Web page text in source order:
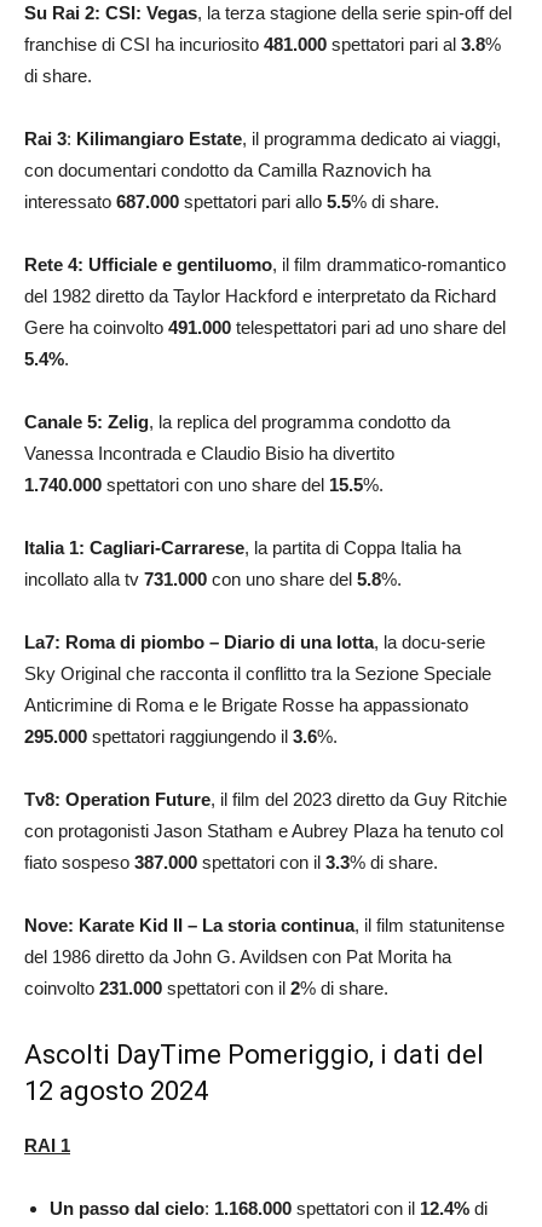
Su Rai 2: CSI: Vegas, la terza stagione della serie spin-off del
franchise di CSI ha incuriosito 481.000 spettatori pari al 3.8%
di share.
Rai 3: Kilimangiaro Estate, il programma dedicato ai viaggi,
con documentari condotto da Camilla Raznovich ha
interessato 687.000 spettatori pari allo 5.5% di share.
Rete 4: Ufficiale e gentiluomo, il film drammatico-romantico
del 1982 diretto da Taylor Hackford e interpretato da Richard
Gere ha coinvolto 491.000 telespettatori pari ad uno share del
5.4%.
Canale 5: Zelig, la replica del programma condotto da
Vanessa Incontrada e Claudio Bisio ha divertito
1.740.000 spettatori con uno share del 15.5%.
Italia 1: Cagliari-Carrarese, la partita di Coppa Italia ha
incollato alla tv 731.000 con uno share del 5.8%.
La7: Roma di piombo – Diario di una lotta, la docu-serie
Sky Original che racconta il conflitto tra la Sezione Speciale
Anticrimine di Roma e le Brigate Rosse ha appassionato
295.000 spettatori raggiungendo il 3.6%.
Tv8: Operation Future, il film del 2023 diretto da Guy Ritchie
con protagonisti Jason Statham e Aubrey Plaza ha tenuto col
fiato sospeso 387.000 spettatori con il 3.3% di share.
Nove: Karate Kid II – La storia continua, il film statunitense
del 1986 diretto da John G. Avildsen con Pat Morita ha
coinvolto 231.000 spettatori con il 2% di share.
Ascolti DayTime Pomeriggio, i dati del
12 agosto 2024
RAI 1
Un passo dal cielo: 1.168.000 spettatori con il 12.4% di